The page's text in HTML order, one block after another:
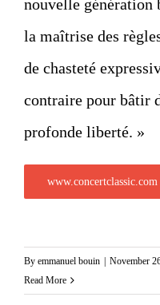
nouvelle génération
la maîtrise des
de chasteté
contraire pour bâtir
profonde liberté. »
www.concertclassic.com
By emmanuel bouin November
Read More